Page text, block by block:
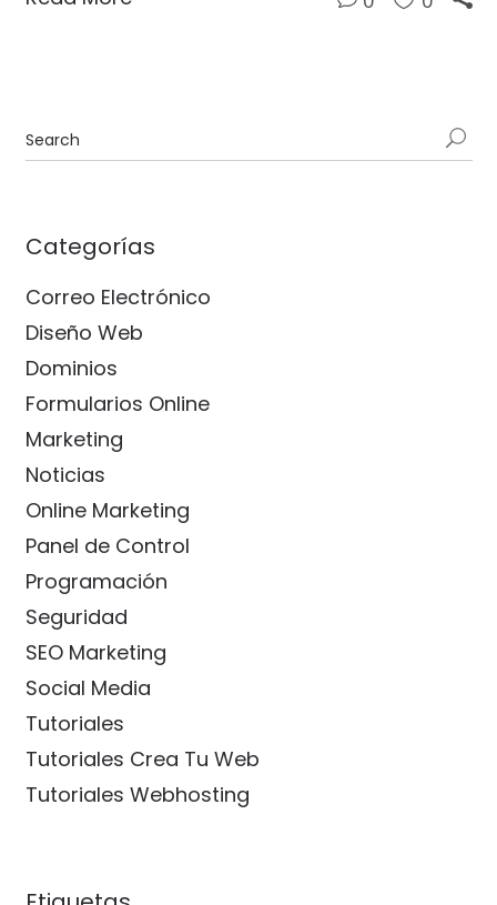
Categorías
Correo Electrónico
Diseño Web
Dominios
Formularios Online
Marketing
Noticias
Online Marketing
Panel de Control
Programación
Seguridad
SEO Marketing
Social Media
Tutoriales
Tutoriales Crea Tu Web
Tutoriales Webhosting